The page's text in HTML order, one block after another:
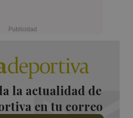
la actualidad de
en tu correo